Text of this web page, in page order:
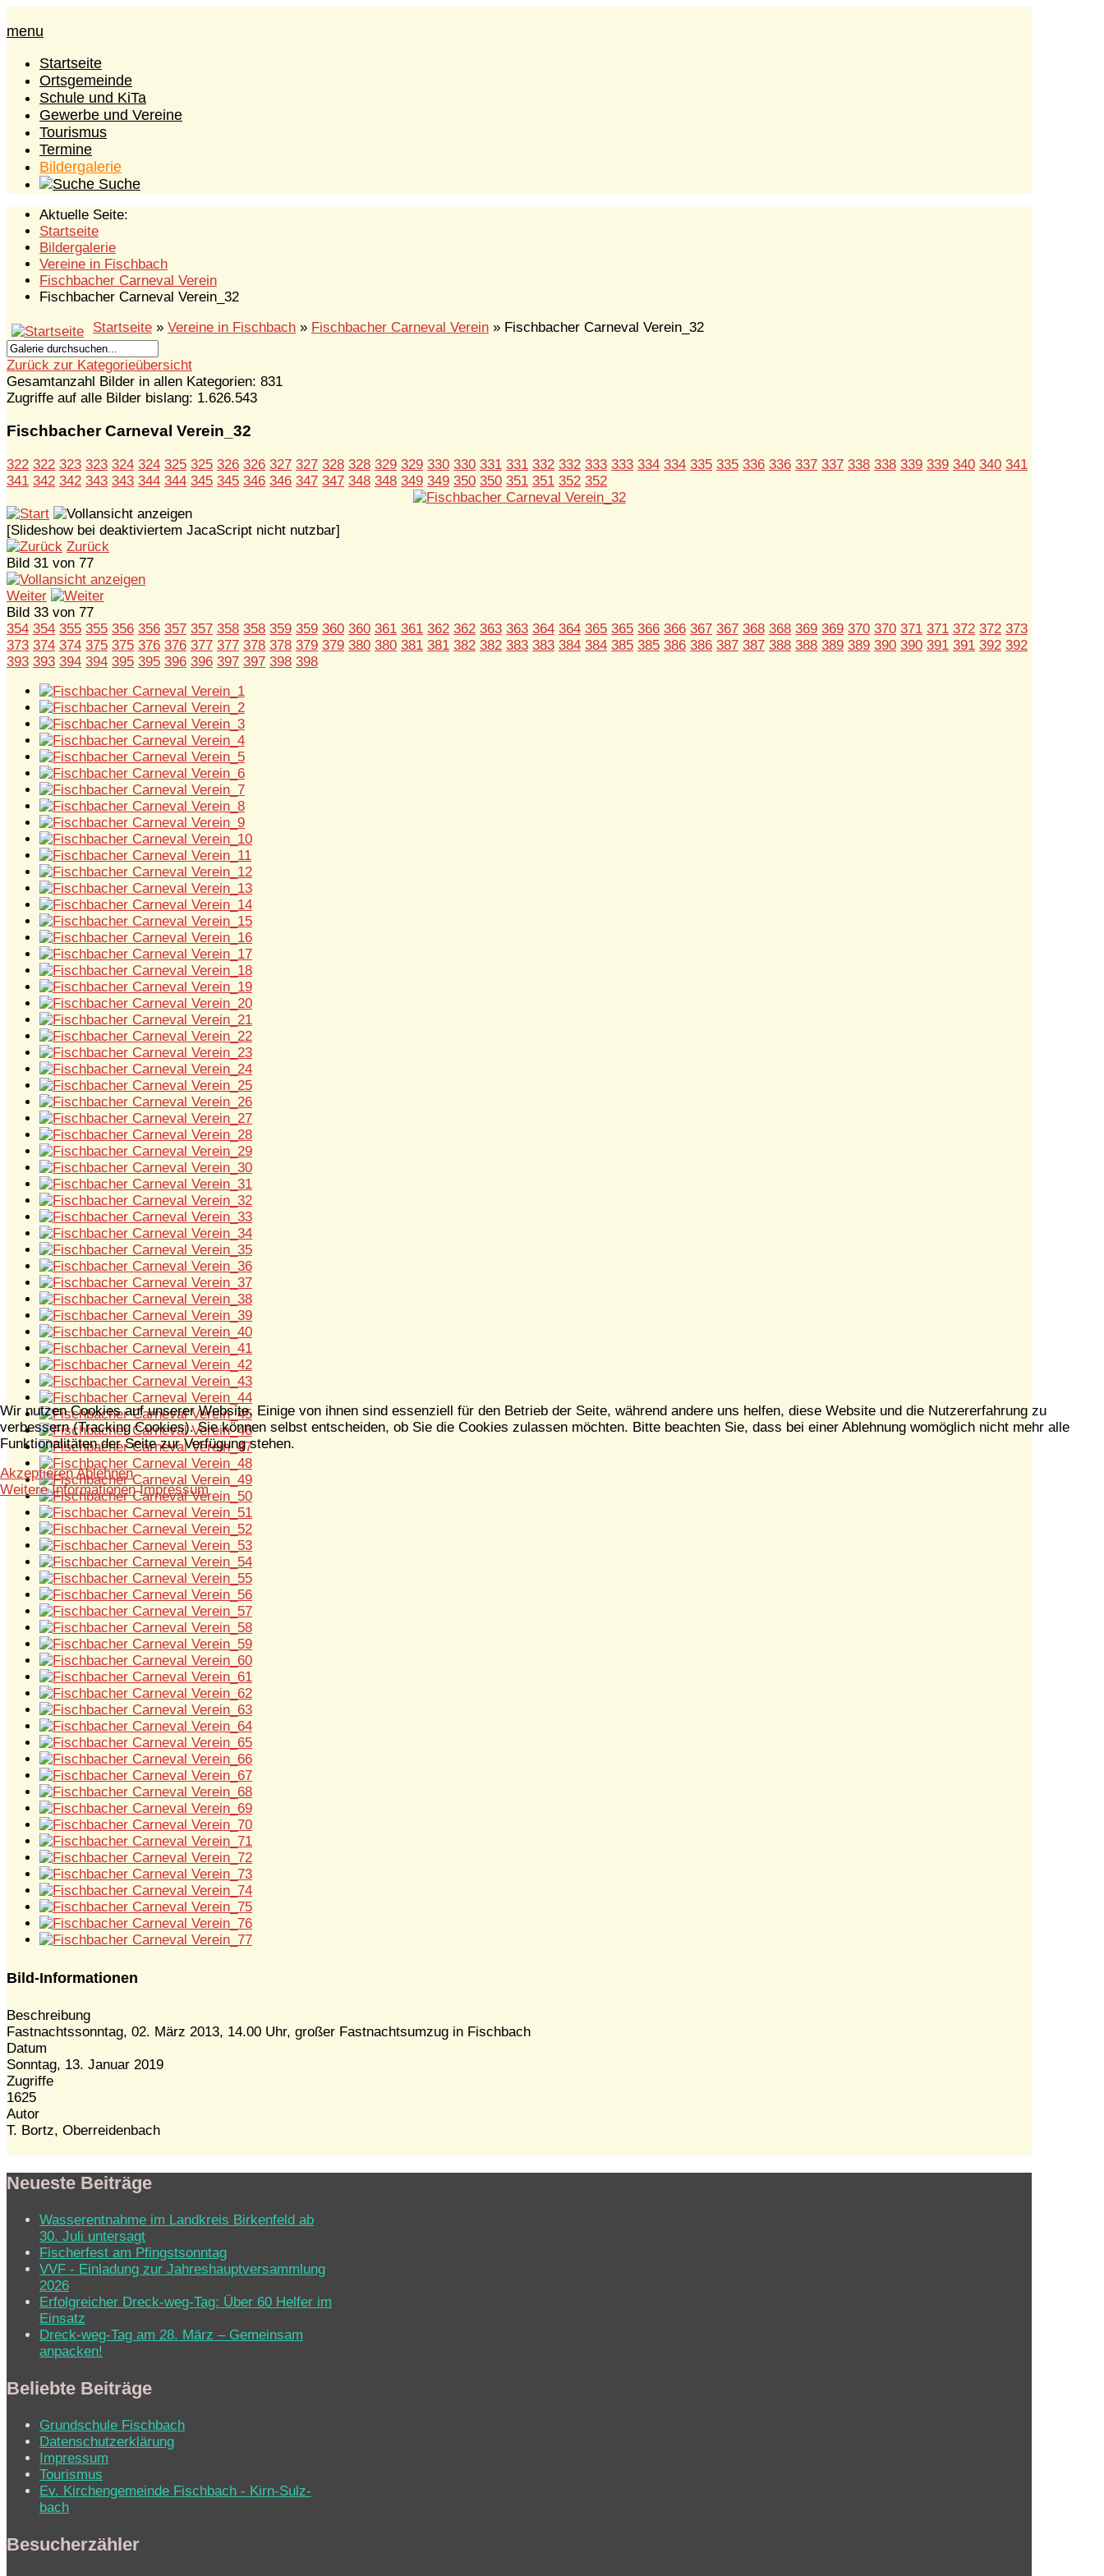
menu
Startseite
Ortsgemeinde
Schule und KiTa
Gewerbe und Vereine
Tourismus
Termine
Bildergalerie
Suche
Aktuelle Seite:
Startseite
Bildergalerie
Vereine in Fischbach
Fischbacher Carneval Verein
Fischbacher Carneval Verein_32
Startseite » Vereine in Fischbach » Fischbacher Carneval Verein » Fischbacher Carneval Verein_32
Zurück zur Kategorieübersicht
Gesamtanzahl Bilder in allen Kategorien: 831
Zugriffe auf alle Bilder bislang: 1.626.543
Fischbacher Carneval Verein_32
322 322 323 323 324 324 325 325 326 326 327 327 328 328 329 329 330 330 331 331 332 332 333 333 334 334 335 335 336 336 337 337 338 338 339 339 340 340 341
341 342 342 343 343 344 344 345 345 346 346 347 347 348 348 349 349 350 350 351 351 352 352
[Slideshow bei deaktiviertem JacaScript nicht nutzbar]
Zurück
Bild 31 von 77
Weiter
Bild 33 von 77
354 354 355 355 356 356 357 357 358 358 359 359 360 360 361 361 362 362 363 363 364 364 365 365 366 366 367 367 368 368 369 369 370 370 371 371 372 372 373
373 374 374 375 375 376 376 377 377 378 378 379 379 380 380 381 381 382 382 383 383 384 384 385 385 386 386 387 387 388 388 389 389 390 390 391 391 392 392
393 393 394 394 395 395 396 396 397 397 398 398
Bild-Informationen
Beschreibung
Fastnachtssonntag, 02. März 2013, 14.00 Uhr, großer Fastnachtsumzug in Fischbach
Datum
Sonntag, 13. Januar 2019
Zugriffe
1625
Autor
T. Bortz, Oberreidenbach
Neueste Beiträge
Wasserentnahme im Landkreis Birkenfeld ab
30. Juli untersagt
Fischerfest am Pfingstsonntag
VVF - Einladung zur Jahreshauptversammlung
2026
Erfolgreicher Dreck-weg-Tag: Über 60 Helfer im
Einsatz
Dreck-weg-Tag am 28. März – Gemeinsam
anpacken!
Beliebte Beiträge
Grundschule Fischbach
Datenschutzerklärung
Impressum
Tourismus
Ev. Kirchen­ge­mein­de Fisch­bach - Kirn-Sulz­
bach
Besucherzähler
Wir nutzen Cookies auf unserer Website. Einige von ihnen sind essenziell für den Betrieb der Seite, während andere uns helfen, diese Website und die Nutzererfahrung zu
verbessern (Tracking Cookies). Sie können selbst entscheiden, ob Sie die Cookies zulassen möchten. Bitte beachten Sie, dass bei einer Ablehnung womöglich nicht mehr alle
Funktionalitäten der Seite zur Verfügung stehen.
Akzeptieren Ablehnen
Weitere Informationen Impressum